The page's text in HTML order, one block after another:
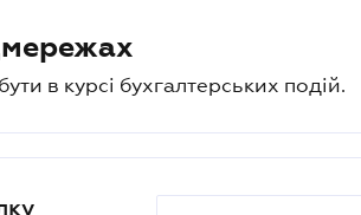
в курсі бухгалтерських подій.